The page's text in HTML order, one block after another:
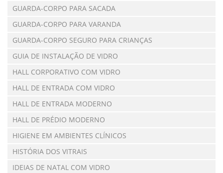
GUARDA-CORPO PARA SACADA
GUARDA-CORPO PARA VARANDA
GUARDA-CORPO SEGURO PARA CRIANÇAS
GUIA DE INSTALAÇÃO DE VIDRO
HALL CORPORATIVO COM VIDRO
HALL DE ENTRADA COM VIDRO
HALL DE ENTRADA MODERNO
HALL DE PRÉDIO MODERNO
HIGIENE EM AMBIENTES CLÍNICOS
HISTÓRIA DOS VITRAIS
IDEIAS DE NATAL COM VIDRO